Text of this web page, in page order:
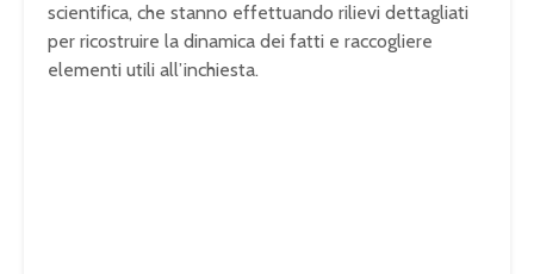
scientifica, che stanno effettuando rilievi dettagliati
per ricostruire la dinamica dei fatti e raccogliere
elementi utili all’inchiesta.